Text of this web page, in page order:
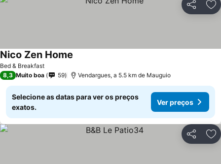
Partilhar
Bed & Breakfast
Nico Zen Home
8,3 Muito boa 59 Vendargues, a 5.5 km de Mauguio
Selecione as datas para ver os preços
exatos.
Ver preços
Partilhar